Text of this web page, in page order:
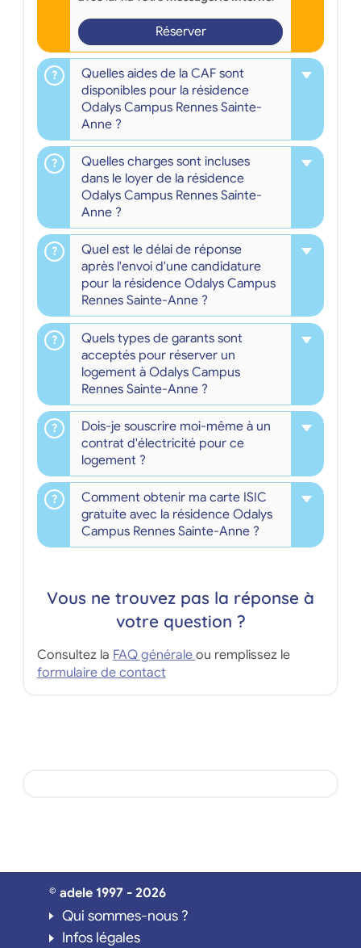
Réserver
Quelles aides de la CAF sont
disponibles pour la résidence
Odalys Campus Rennes Sainte-
Anne ?
Quelles charges sont incluses
dans le loyer de la résidence
Odalys Campus Rennes Sainte-
Anne ?
Quel est le délai de réponse
après l'envoi d'une candidature
pour la résidence Odalys Campus
Rennes Sainte-Anne ?
Quels types de garants sont
acceptés pour réserver un
logement à Odalys Campus
Rennes Sainte-Anne ?
Dois-je souscrire moi-même à un
contrat d'électricité pour ce
logement ?
Comment obtenir ma carte ISIC
gratuite avec la résidence Odalys
Campus Rennes Sainte-Anne ?
Vous ne trouvez pas la réponse à
votre question ?
Consultez la FAQ générale ou remplissez le
formulaire de contact
© adele 1997 - 2026
Qui sommes-nous ?
Infos légales